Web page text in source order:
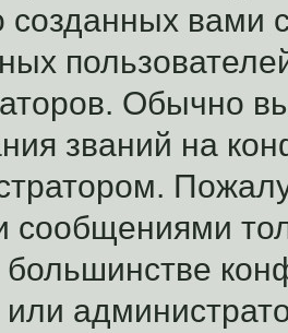
созданных
Обычно
званий на